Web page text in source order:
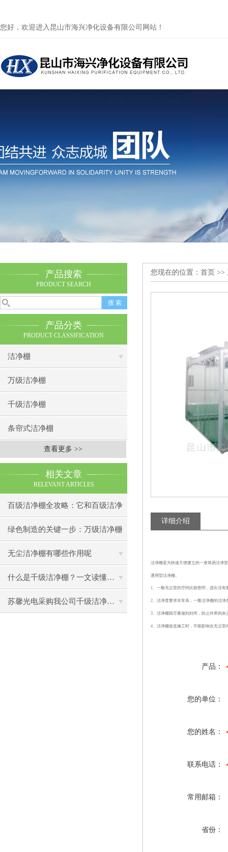
您好，欢迎进入昆山市海兴净化设备有限公司网站！
产品搜索
PRODUCT SEARCH
产品分类
PRODUCT CLASSIFICATION
洁净棚
万级洁净棚
千级洁净棚
条帘式洁净棚
查看更多 >>
相关文章
RELEVANT ARTICLES
百级洁净棚全攻略：它和百级洁净
室到底有什么区别？
绿色制造的关键一步：万级洁净棚
助力环保型半导体产业发展
无尘洁净棚有哪些作用呢
什么是千级洁净棚？一文读懂其结构特点与局部净化优势
苏馨光电采购我公司千级洁净棚普通工作台一批（7月07日）已顺利交货
您现在的位置： 首页 >>
详细介绍
洁净棚是为快速方便建立的一座简易洁净
通用型洁净棚。
1、一般无尘室的空间比较密闭，进出没
2、洁净度要求非常高，一般洁净棚的洁
3、洁净棚因尽量做到封闭，防止外界的
4、洁净棚改造施工时，不能影响在无尘室
产品：
您的单位：
您的姓名：
联系电话：
常用邮箱：
省份：